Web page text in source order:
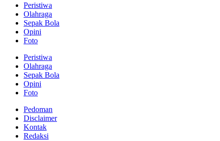
Peristiwa
Olahraga
Sepak Bola
Opini
Foto
Peristiwa
Olahraga
Sepak Bola
Opini
Foto
Pedoman
Disclaimer
Kontak
Redaksi